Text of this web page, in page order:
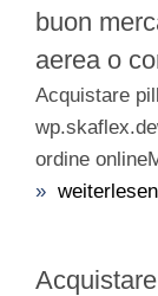
buon
aerea o
Acquistare
ordine
» weiterlesen